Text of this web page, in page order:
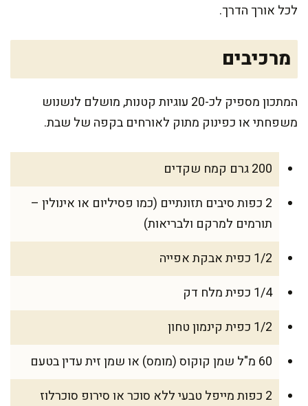
לכל אורך הדרך.
מרכיבים
המתכון מספיק לכ-20 עוגיות קטנות, מושלם לנשנוש
משפחתי או כפינוק מתוק לאורחים בקפה של שבת.
200 גרם קמח שקדים
2 כפות סיבים תזונתיים (כמו פסיליום או אינולין –
תורמים למרקם ולבריאות)
1/2 כפית אבקת אפייה
1/4 כפית מלח דק
1/2 כפית קינמון טחון
60 מ"ל שמן קוקוס (מומס) או שמן זית עדין בטעם
2 כפות מייפל טבעי ללא סוכר או סירופ סוכרלוז